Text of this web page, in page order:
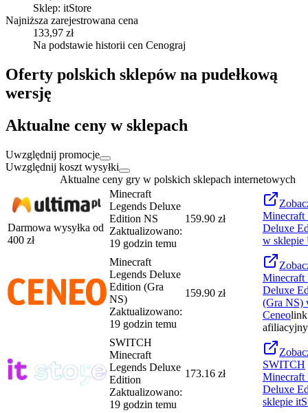
Sklep: itStore
Najniższa zarejestrowana cena
133,97 zł
Na podstawie historii cen Cenograj
Oferty polskich sklepów na pudełkową
wersję
Aktualne ceny w sklepach
Uwzględnij promocje
Uwzględnij koszt wysyłki
Aktualne ceny gry w polskich sklepach internetowych
Darmowa wysyłka od
400 zł
Minecraft
Legends Deluxe
Edition NS
Zaktualizowano:
19 godzin temu
159.90 zł
Minecraft
Deluxe
w sklepie
Minecraft
Legends Deluxe
Edition (Gra
NS)
Zaktualizowano:
19 godzin temu
159.90 zł
Minecraft
Deluxe
(Gra NS)
Ceneolink
afiliacyjny
SWITCH
Minecraft
Legends Deluxe
Edition
Zaktualizowano:
19 godzin temu
173.16 zł
SWITCH
Minecraft
Deluxe
sklepie